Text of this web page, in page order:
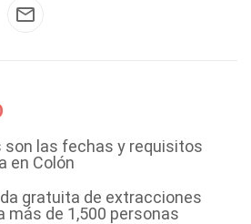
son las fechas y requisitos
en Colón
gratuita de extracciones
más de 1,500 personas